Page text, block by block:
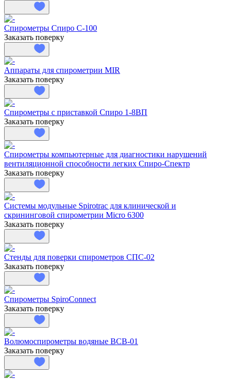
Спирометры Спиро С-100
Заказать поверку
Аппараты для спирометрии MIR
Заказать поверку
Спирометры с приставкой Спиро 1-8ВП
Заказать поверку
Спирометры компьютерные для диагностики нарушений
вентиляционной способности легких Спиро-Спектр
Заказать поверку
Системы модульные Spirotrac для клинической и
скрининговой спирометрии Micro 6300
Заказать поверку
Стенды для поверки спирометров СПС-02
Заказать поверку
Спирометры SpiroConnect
Заказать поверку
Волюмоспирометры водяные ВСВ-01
Заказать поверку